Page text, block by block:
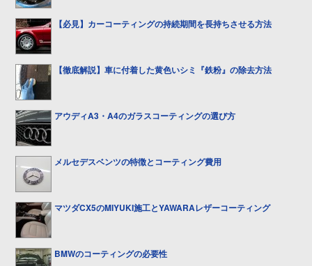
【必見】カーコーティングの持続期間を長持ちさせる方法
【徹底解説】車に付着した黄色いシミ『鉄粉』の除去方法
アウディA3・A4のガラスコーティングの選び方
メルセデスベンツの特徴とコーティング費用
マツダCX5のMIYUKI施工とYAWARAレザーコーティング
BMWのコーティングの必要性